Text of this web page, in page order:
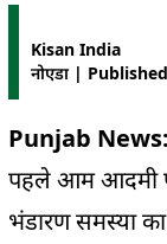
Kisan India
नोएडा |
Punjab News:
पहले आम आदमी
भंडारण समस्या